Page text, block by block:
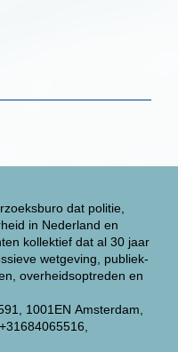
dat politie,
in Nederland en
kollektief dat al 30 jaar
wetgeving, publiek-
overheidsoptreden en
1001EN Amsterdam,